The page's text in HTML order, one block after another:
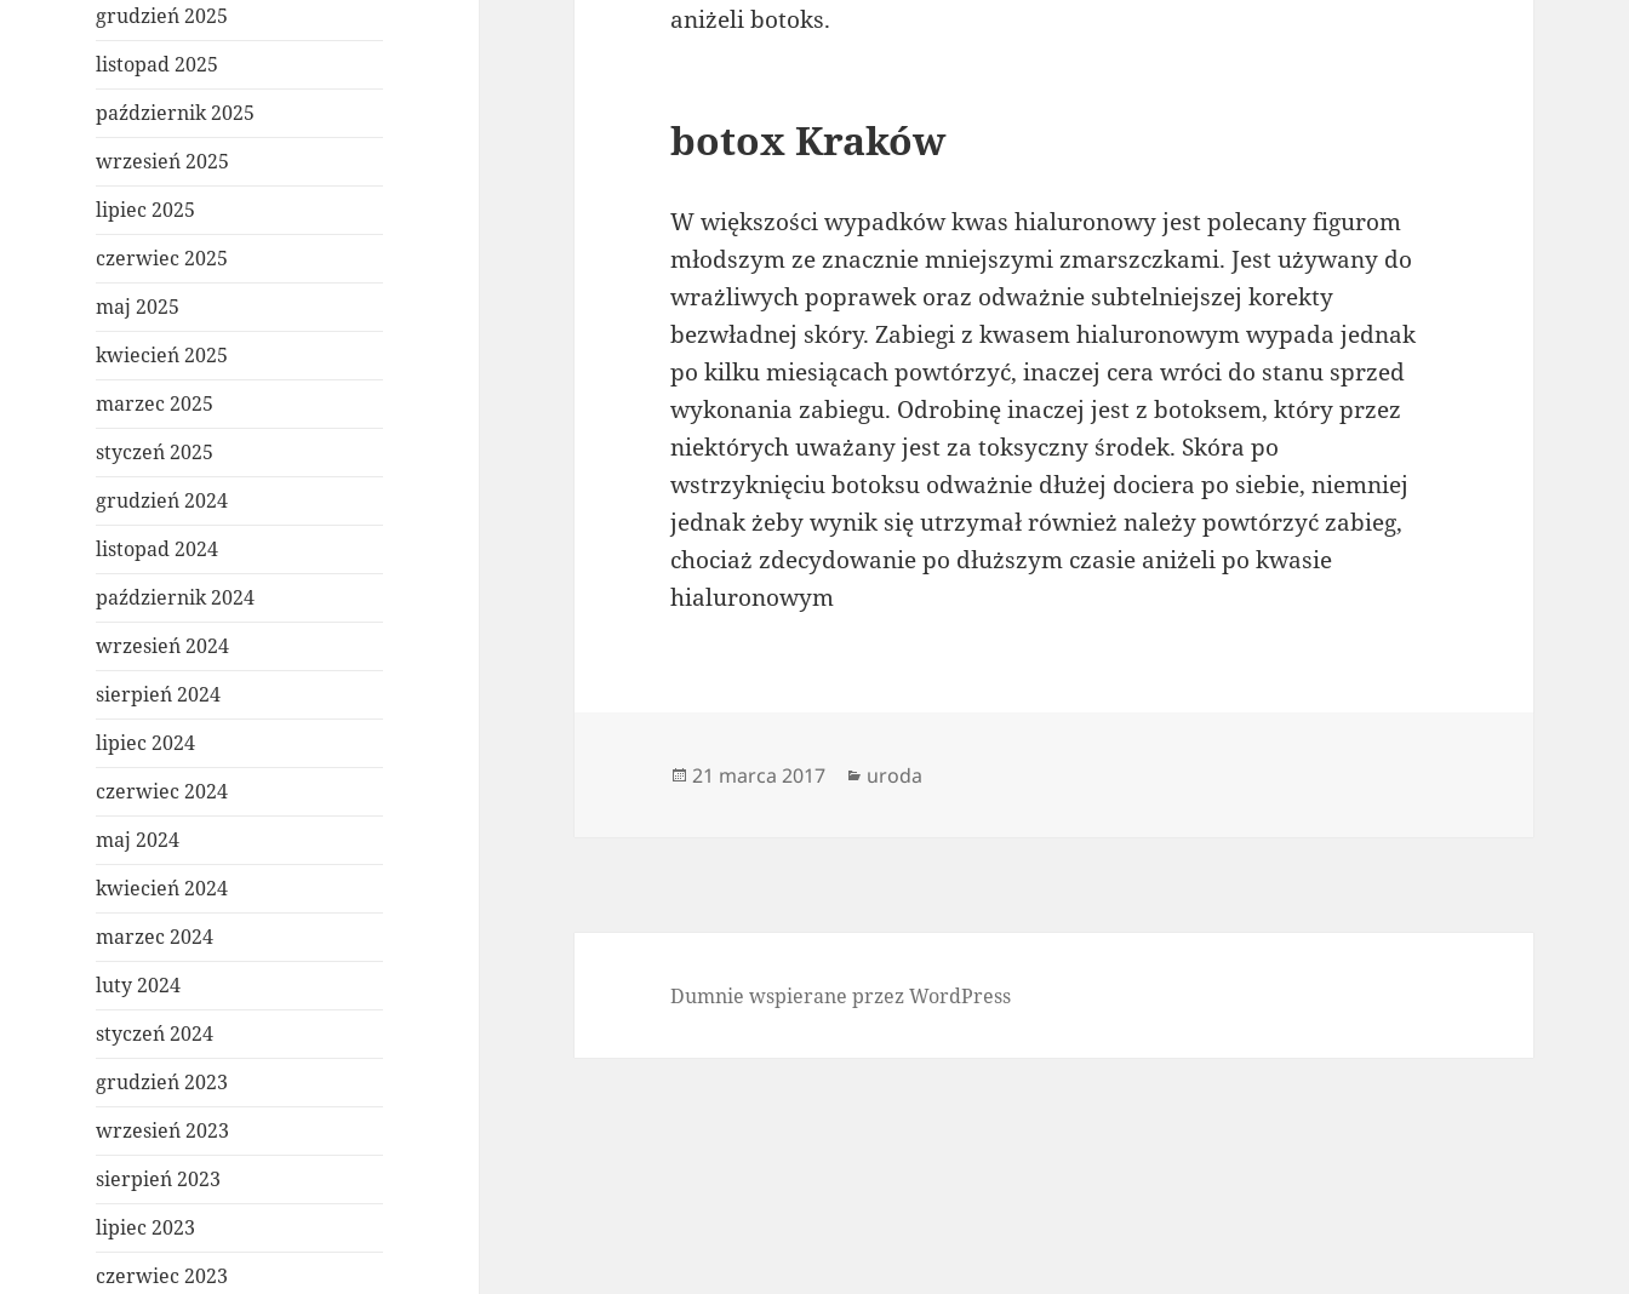
grudzień 2025
listopad 2025
październik 2025
wrzesień 2025
lipiec 2025
czerwiec 2025
maj 2025
kwiecień 2025
marzec 2025
styczeń 2025
grudzień 2024
listopad 2024
październik 2024
wrzesień 2024
sierpień 2024
lipiec 2024
czerwiec 2024
maj 2024
kwiecień 2024
marzec 2024
luty 2024
styczeń 2024
grudzień 2023
wrzesień 2023
sierpień 2023
lipiec 2023
czerwiec 2023
aniżeli botoks.
botox Kraków
W większości wypadków kwas hialuronowy jest polecany figurom
młodszym ze znacznie mniejszymi zmarszczkami. Jest używany do
wrażliwych poprawek oraz odważnie subtelniejszej korekty
bezwładnej skóry. Zabiegi z kwasem hialuronowym wypada jednak
po kilku miesiącach powtórzyć, inaczej cera wróci do stanu sprzed
wykonania zabiegu. Odrobinę inaczej jest z botoksem, który przez
niektórych uważany jest za toksyczny środek. Skóra po
wstrzyknięciu botoksu odważnie dłużej dociera po siebie, niemniej
jednak żeby wynik się utrzymał również należy powtórzyć zabieg,
chociaż zdecydowanie po dłuższym czasie aniżeli po kwasie
hialuronowym
Data
21 marca 2017 Kategorie
uroda
Dumnie wspierane przez WordPress